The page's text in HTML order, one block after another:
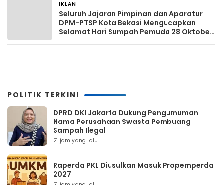
IKLAN
Seluruh Jajaran Pimpinan dan Aparatur
DPM-PTSP Kota Bekasi Mengucapkan
Selamat Hari Sumpah Pemuda 28 Oktober
POLITIK TERKINI
DPRD DKI Jakarta Dukung Pengumuman
Nama Perusahaan Swasta Pembuang
Sampah Ilegal
21 jam yang lalu
Raperda PKL Diusulkan Masuk Propemperda
2027